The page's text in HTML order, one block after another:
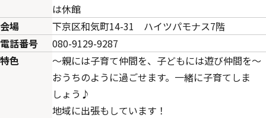
は休館
会場
下京区和気町14-31 ハイツパモナス7階
電話番号
080-9129-9287
特色
〜親には子育て仲間を、子どもには遊び仲間を〜
おうちのように過ごせます。一緒に子育てしま
しょう♪
地域に出張もしています！